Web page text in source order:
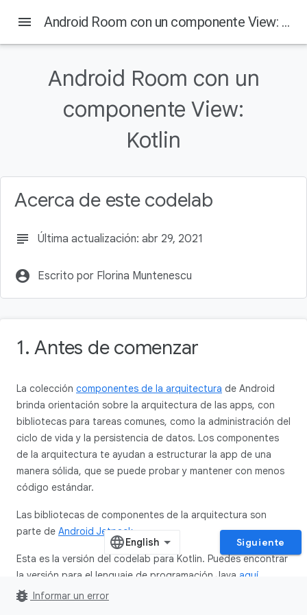
menu Android Room con un componente View: Kotlin
Android Room con un
componente View:
Kotlin
Acerca de este codelab
subject Última actualización: abr 29, 2021
account_circle Escrito por Florina Muntenescu
1. Antes de comenzar
La colección componentes de la arquitectura de Android
brinda orientación sobre la arquitectura de las apps, con
bibliotecas para tareas comunes, como la administración del
ciclo de vida y la persistencia de datos. Los componentes
de la arquitectura te ayudan a estructurar la app de una
manera sólida, que se puede probar y mantener con menos
código estándar.
Las bibliotecas de componentes de la arquitectura son
parte de Android Jetpack
Esta es la versión del codelab para Kotlin. Puedes encontrar
la versión para el lenguaje de programación Java aquí
Si, a medida que avanzas con este codelab, encuentras
Siguiente
bug_report Informar un error